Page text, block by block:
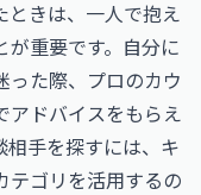
ときは、一人で抱え
重要です。自分に
った際、プロのカウ
アドバイスをもらえ
手を探すには、 キ
テゴリを活用するの